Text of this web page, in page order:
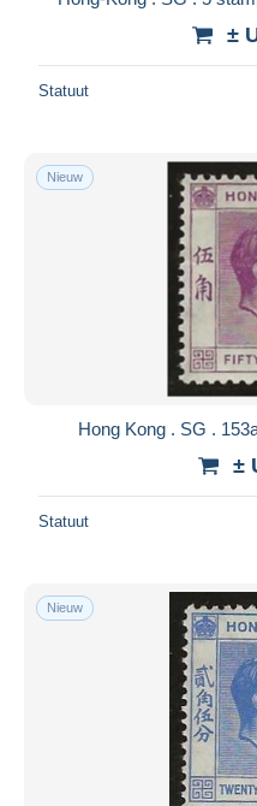
±
Statuut
Nieuw
Hong Kong . SG .
±
Statuut
Nieuw